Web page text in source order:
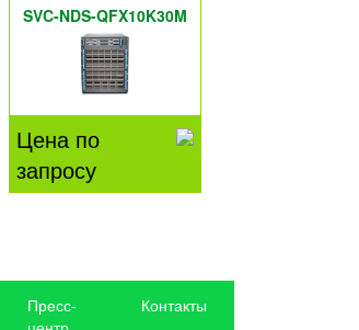
SVC-NDS-QFX10K30M
Цена по
запросу
Пресс-
Контакты